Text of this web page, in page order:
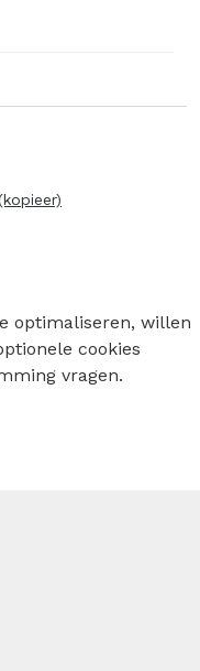
optimaliseren, willen
cookies
vragen.